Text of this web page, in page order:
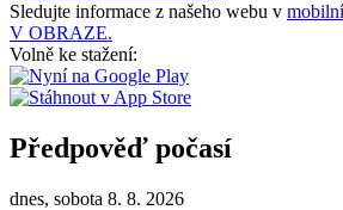
Sledujte informace z našeho webu v
V OBRAZE.
Volně ke stažení:
Předpověď počasí
dnes, sobota 8. 8. 2026